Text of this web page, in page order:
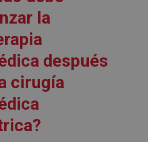
la
después
cirugía